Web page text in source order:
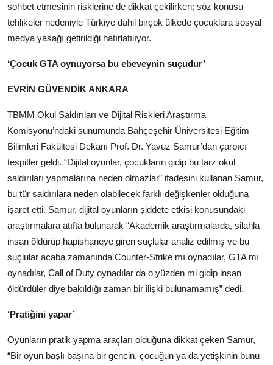
sohbet etmesinin risklerine de dikkat çekilirken; söz konusu
tehlikeler nedeniyle Türkiye dahil birçok ülkede çocuklara sosyal
medya yasağı getirildiği hatırlatılıyor.
‘Çocuk GTA oynuyorsa bu ebeveynin suçudur’
EVRİN GÜVENDİK ANKARA
TBMM Okul Saldırıları ve Dijital Riskleri Araştırma
Komisyonu’ndaki sunumunda Bahçeşehir Üniversitesi Eğitim
Bilimleri Fakültesi Dekanı Prof. Dr. Yavuz Samur’dan çarpıcı
tespitler geldi. “Dijital oyunlar, çocukların gidip bu tarz okul
saldırıları yapmalarına neden olmazlar” ifadesini kullanan Samur,
bu tür saldırılara neden olabilecek farklı değişkenler olduğuna
işaret etti. Samur, dijital oyunların şiddete etkisi konusundaki
araştırmalara atıfta bulunarak “Akademik araştırmalarda, silahla
insan öldürüp hapishaneye giren suçlular analiz edilmiş ve bu
suçlular acaba zamanında Counter-Strike mı oynadılar, GTA mı
oynadılar, Call of Duty oynadılar da o yüzden mi gidip insan
öldürdüler diye bakıldığı zaman bir ilişki bulunamamış” dedi.
‘Pratiğini yapar’
Oyunların pratik yapma araçları olduğuna dikkat çeken Samur,
“Bir oyun başlı başına bir gencin, çocuğun ya da yetişkinin bunu